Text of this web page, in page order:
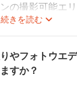
続きを読む
の撮影可能エ
かりません。
トフォリオから
ファーをじっ
安心して撮影す
やフォトウエ
すか？